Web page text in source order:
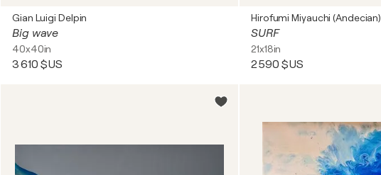
Gian Luigi Delpin
Big wave
40x40in
3 610 $US
Hirofumi Miyauchi (Andecian)
SURF
21x18in
2 590 $US